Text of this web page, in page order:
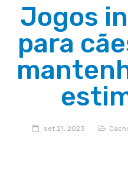
Jogos
para
set 21, 2023